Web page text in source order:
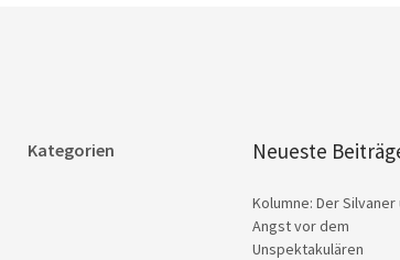
Kategorien Neueste
Kolumne: Der Silvaner
Angst vor dem
Unspektakulären